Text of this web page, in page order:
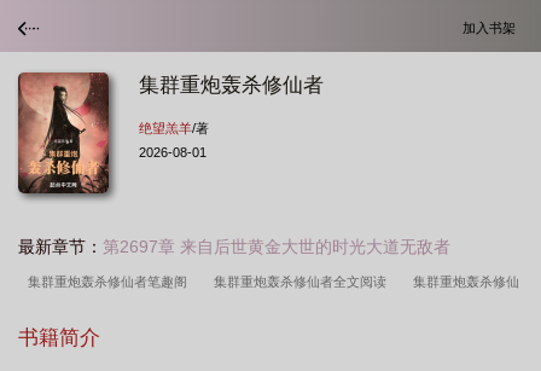
加入书架
集群重炮轰杀修仙者
绝望羔羊/著
2026-08-01
最新章节： 第2697章 来自后世黄金大世的时光大道无敌者
集群重炮轰杀修仙者笔趣阁 集群重炮轰杀修仙者全文阅读 集群重炮轰杀修仙
网 集群重炮轰杀修仙者百科
书籍简介